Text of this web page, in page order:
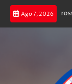
Ago 7, 2026
joga poker e